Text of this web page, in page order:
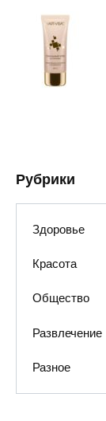
Рубрики
Здоровье
Красота
Общество
Развлечение
Разное